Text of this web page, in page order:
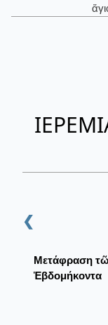
❮
Μετάφραση
Ἑβδομήκοντα